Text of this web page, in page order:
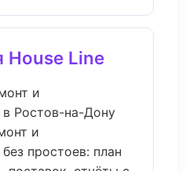
House Line
и
в Ростов-на-Дону
и
простоев: план